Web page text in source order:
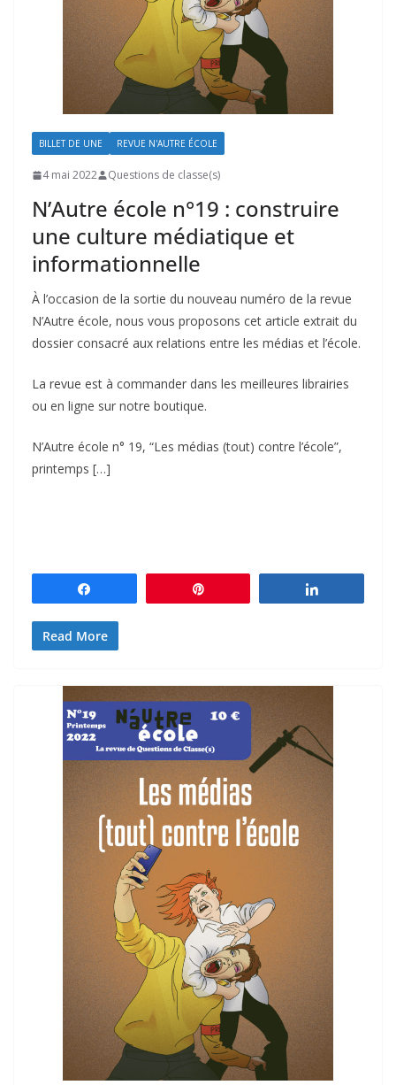
BILLET DE UNE REVUE N'AUTRE ÉCOLE
4 mai 2022 Questions de classe(s)
N’Autre école n°19 : construire
une culture médiatique et
informationnelle
À l’occasion de la sortie du nouveau numéro de la revue
N’Autre école, nous vous proposons cet article extrait du
dossier consacré aux relations entre les médias et l’école.
La revue est à commander dans les meilleures librairies
ou en ligne sur notre boutique.
N’Autre école n° 19, “Les médias (tout) contre l’école”,
printemps […]
Read More